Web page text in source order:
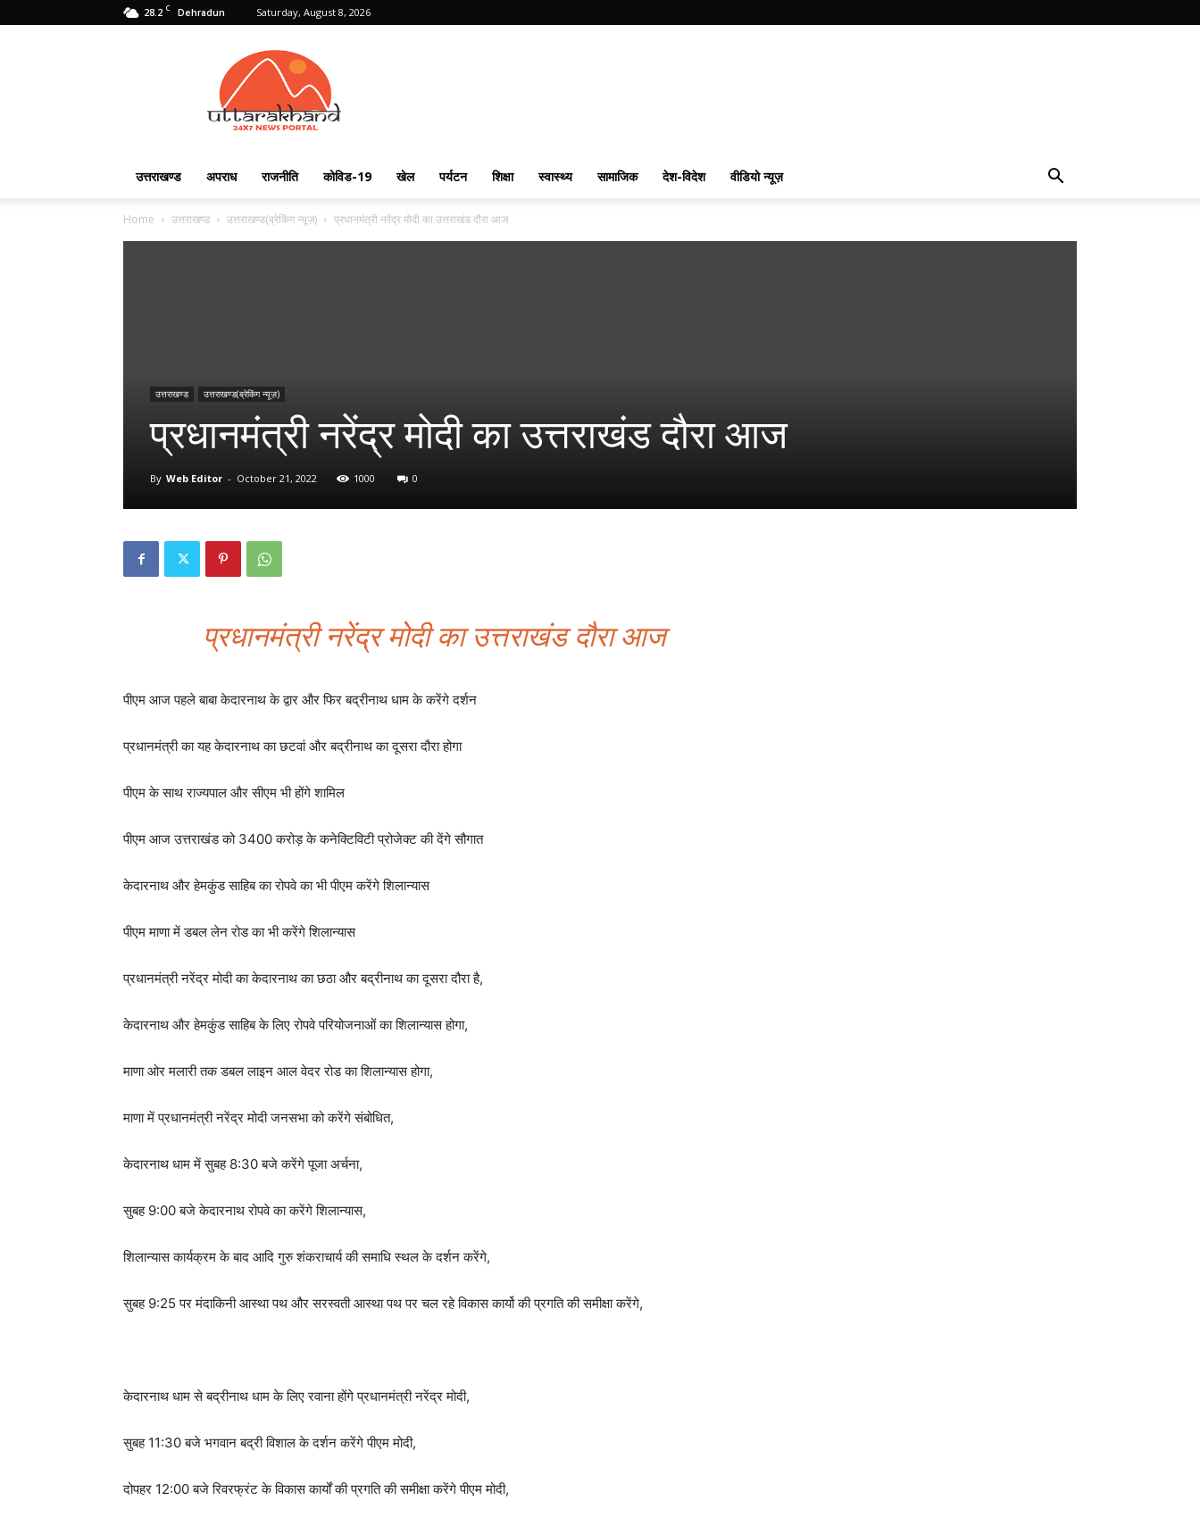
28.2 C Dehradun Saturday, August 8, 2026
Uttarakhand
24X7
उत्तराखण्ड अपराध राजनीति कोविड-19 खेल पर्यटन शिक्षा स्वास्थ्य सामाजिक देश-विदेश वीडियो न्यूज़
Home उत्तराखण्ड उत्तराखण्ड(ब्रेकिंग न्यूज़) प्रधानमंत्री नरेंद्र मोदी का उत्तराखंड दौरा आज
उत्तराखण्ड उत्तराखण्ड(ब्रेकिंग न्यूज़)
प्रधानमंत्री नरेंद्र मोदी का उत्तराखंड दौरा आज
By Web Editor - October 21, 2022 1000 0
प्रधानमंत्री नरेंद्र मोदी का उत्तराखंड दौरा आज
पीएम आज पहले बाबा केदारनाथ के द्वार और फिर बद्रीनाथ धाम के करेंगे दर्शन
प्रधानमंत्री का यह केदारनाथ का छटवां और बद्रीनाथ का दूसरा दौरा होगा
पीएम के साथ राज्यपाल और सीएम भी होंगे शामिल
पीएम आज उत्तराखंड को 3400 करोड़ के कनेक्टिविटी प्रोजेक्ट की देंगे सौगात
केदारनाथ और हेमकुंड साहिब का रोपवे का भी पीएम करेंगे शिलान्यास
पीएम माणा में डबल लेन रोड का भी करेंगे शिलान्यास
प्रधानमंत्री नरेंद्र मोदी का केदारनाथ का छठा और बद्रीनाथ का दूसरा दौरा है,
केदारनाथ और हेमकुंड साहिब के लिए रोपवे परियोजनाओं का शिलान्यास होगा,
माणा ओर मलारी तक डबल लाइन आल वेदर रोड का शिलान्यास होगा,
माणा में प्रधानमंत्री नरेंद्र मोदी जनसभा को करेंगे संबोधित,
केदारनाथ धाम में सुबह 8:30 बजे करेंगे पूजा अर्चना,
सुबह 9:00 बजे केदारनाथ रोपवे का करेंगे शिलान्यास,
शिलान्यास कार्यक्रम के बाद आदि गुरु शंकराचार्य की समाधि स्थल के दर्शन करेंगे,
सुबह 9:25 पर मंदाकिनी आस्था पथ और सरस्वती आस्था पथ पर चल रहे विकास कार्यो की प्रगति की समीक्षा करेंगे,
केदारनाथ धाम से बद्रीनाथ धाम के लिए रवाना होंगे प्रधानमंत्री नरेंद्र मोदी,
सुबह 11:30 बजे भगवान बद्री विशाल के दर्शन करेंगे पीएम मोदी,
दोपहर 12:00 बजे रिवरफ्रंट के विकास कार्यों की प्रगति की समीक्षा करेंगे पीएम मोदी,